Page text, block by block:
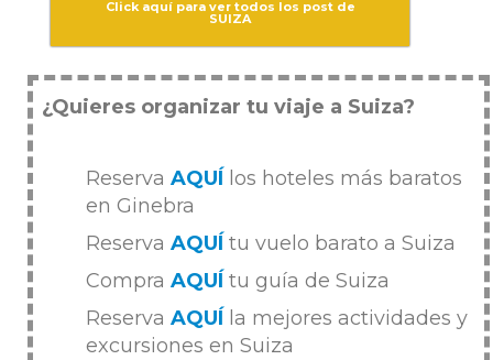
Click aquí para ver todos los post de
SUIZA
¿Quieres organizar tu viaje a Suiza?
Reserva AQUÍ los hoteles más baratos
en Ginebra
Reserva AQUÍ tu vuelo barato a Suiza
Compra AQUÍ tu guía de Suiza
Reserva AQUÍ la mejores actividades y
excursiones en Suiza